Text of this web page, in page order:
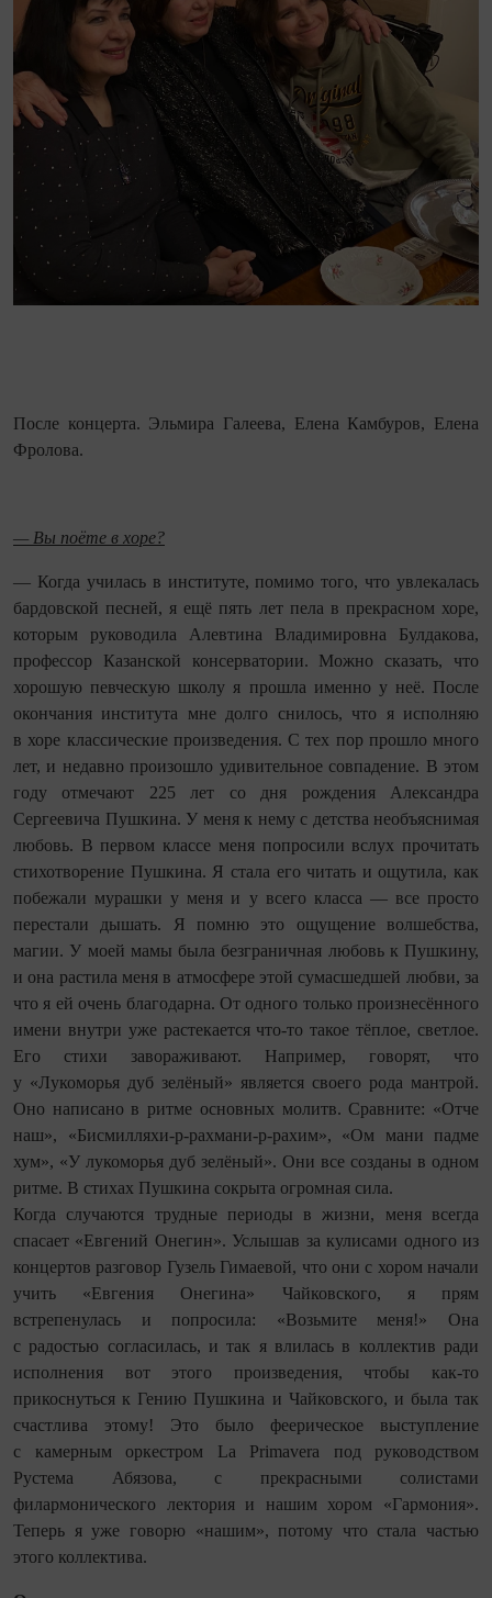
После концерта. Эльмира Галеева, Елена Камбуров, Елена
Фролова.
— Вы поёте в хоре?
— Когда училась в институте, помимо того, что увлекалась
бардовской песней, я ещё пять лет пела в прекрасном хоре,
которым руководила Алевтина Владимировна Булдакова,
профессор Казанской консерватории. Можно сказать, что
хорошую певческую школу я прошла именно у неё. После
окончания института мне долго снилось, что я исполняю
в хоре классические произведения. С тех пор прошло много
лет, и недавно произошло удивительное совпадение. В этом
году отмечают 225 лет со дня рождения Александра
Сергеевича Пушкина. У меня к нему с детства необъяснимая
любовь. В первом классе меня попросили вслух прочитать
стихотворение Пушкина. Я стала его читать и ощутила, как
побежали мурашки у меня и у всего класса — все просто
перестали дышать. Я помню это ощущение волшебства,
магии. У моей мамы была безграничная любовь к Пушкину,
и она растила меня в атмосфере этой сума­сшедшей любви, за
что я ей очень благодарна. От одного только произнесённого
имени внутри уже растекается что-то такое тёплое, светлое.
Его стихи завораживают. Например, говорят, что
у «Лукоморья дуб зелёный» является своего рода мантрой.
Оно написано в ритме основных молитв. Сравните: «Отче
наш», «Бисмилляхи‑р-рахмани‑р-рахим», «Ом мани падме
хум», «У лукоморья дуб зелёный». Они все созданы в одном
ритме. В стихах Пушкина сокрыта огромная сила.
Когда случаются трудные периоды в жизни, меня всегда
спасает «Евгений Онегин». Услышав за кулисами одного из
концертов разговор Гузель Гимаевой, что они с хором начали
учить «Евгения Онегина» Чайковского, я прям
встрепенулась и попросила: «Возьмите меня!» Она
с радостью согласилась, и так я влилась в коллектив ради
исполнения вот этого произведения, чтобы как-то
прикоснуться к Гению Пушкина и Чайковского, и была так
счастлива этому! Это было феерическое выступление
с камерным оркестром La Primavera под руководством
Рустема Абязова, с прекрасными солистами
филармонического лектория и нашим хором «Гармония».
Теперь я уже говорю «нашим», потому что стала частью
этого коллектива.